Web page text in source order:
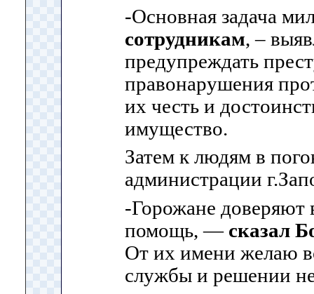
-Основная задача
сотрудникам, –
предупреждать
правонарушения
их честь и
имущество.
Затем к людям в
администрации
-Горожане доверяют
помощь, — сказал
От их имени желаю
службы и решении